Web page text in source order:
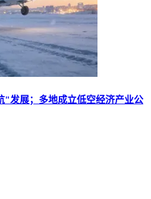
"发展；多地成立低空经济产业公